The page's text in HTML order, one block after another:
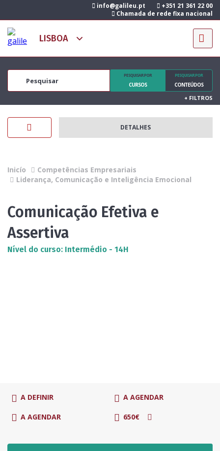
info@galileu.pt
+351 21 361 22 00
Chamada de rede fixa nacional
PESQUISAR POR
CURSOS
PESQUISAR POR
CONTEÚDOS
+ FILTROS
DETALHES
Inicío
Competências Empresariais
Liderança, Comunicação e Inteligência Emocional
Comunicação Efetiva e
Assertiva
Nível do curso: Intermédio - 14H
A DEFINIR A AGENDAR
A AGENDAR 650€